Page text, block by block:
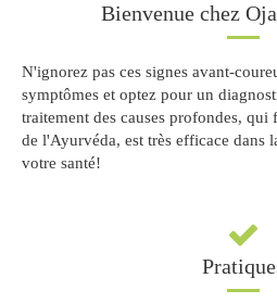
Bienvenue chez
N'ignorez pas ces signes avant-
symptômes et optez pour un
traitement des causes profondes,
de l'Ayurvéda, est très efficace dans
votre santé!